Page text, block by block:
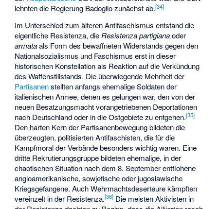
lehnten die Regierung Badoglio zunächst ab.[34]
Im Unterschied zum älteren Antifaschismus entstand die
eigentliche Resistenza, die Resistenza partigianaoder
armataals Form des bewaffneten Widerstands gegen den
Nationalsozialismus und Faschismus erst in dieser
historischen Konstellation als Reaktion auf die Verkündung
des Waffenstillstands. Die überwiegende Mehrheit der
Partisanenstellten anfangs ehemalige Soldaten der
italienischen Armee, denen es gelungen war, den von der
neuen Besatzungsmacht vorangetriebenen Deportationen
nach Deutschland oder in die Ostgebiete zu entgehen.[35]
Den harten Kern der Partisanenbewegung bildeten die
überzeugten, politisierten Antifaschisten, die für die
Kampfmoral der Verbände besonders wichtig waren. Eine
dritte Rekrutierungsgruppe bildeten ehemalige, in der
chaotischen Situation nach dem 8. September entflohene
angloamerikanische, sowjetische oder jugoslawische
Kriegsgefangene. Auch Wehrmachtsdeserteure kämpften
vereinzelt in der Resistenza.[36] Die meisten Aktivisten in